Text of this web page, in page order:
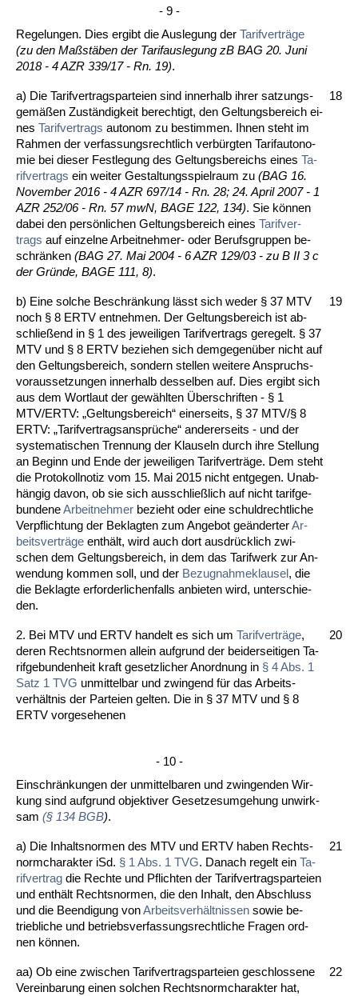
- 9 -
Re­ge­lun­gen. Dies er­gibt die Aus­le­gung der Ta­rif­verträge
(zu den Maßstäben der Ta­rif­aus­le­gung zB BAG 20. Ju­ni
2018 - 4 AZR 339/17 - Rn. 19).
a) Die Ta­rif­ver­trags­par­tei­en sind in­ner­halb ih­rer sat­zungs­
gemäßen Zu­ständig­keit be­rech­tigt, den Gel­tungs­be­reich ei­
nes Ta­rif­ver­trags au­to­nom zu be­stim­men. Ih­nen steht im
Rah­men der ver­fas­sungs­recht­lich verbürg­ten Ta­rifau­to­no­
mie bei die­ser Fest­le­gung des Gel­tungs­be­reichs ei­nes Ta­
rif­ver­trags ein wei­ter Ge­stal­tungs­spiel­raum zu (BAG 16.
No­vem­ber 2016 - 4 AZR 697/14 - Rn. 28; 24. April 2007 - 1
AZR 252/06 - Rn. 57 mwN, BA­GE 122, 134). Sie kön­nen
da­bei den persönli­chen Gel­tungs­be­reich ei­nes Ta­rif­ver­
trags auf ein­zel­ne Ar­beit­neh­mer- oder Be­rufs­grup­pen be­
schränken (BAG 27. Mai 2004 - 6 AZR 129/03 - zu B II 3 c
der Gründe, BA­GE 111, 8).
18
b) Ei­ne sol­che Be­schränkung lässt sich we­der § 37 MTV
noch § 8 ERTV ent­neh­men. Der Gel­tungs­be­reich ist ab­
sch­ließend in § 1 des je­wei­li­gen Ta­rif­ver­trags ge­re­gelt. § 37
MTV und § 8 ERTV be­zie­hen sich dem­ge­genüber nicht auf
den Gel­tungs­be­reich, son­dern stel­len wei­te­re An­spruchs­
vor­aus­set­zun­gen in­ner­halb des­sel­ben auf. Dies er­gibt sich
aus dem Wort­laut der gewähl­ten Über­schrif­ten - § 1
MTV/ERTV: „Gel­tungs­be­reich“ ei­ner­seits, § 37 MTV/§ 8
ERTV: „Ta­rif­ver­trags­ansprüche“ an­de­rer­seits - und der
sys­te­ma­ti­schen Tren­nung der Klau­seln durch ih­re Stel­lung
an Be­ginn und En­de der je­wei­li­gen Ta­rif­verträge. Dem steht
die Pro­to­koll­no­tiz vom 15. Mai 2015 nicht ent­ge­gen. Un­ab­
hängig da­von, ob sie sich aus­sch­ließlich auf nicht ta­rif­ge­
bun­de­neAr­beit­neh­mer be­zieht oder ei­ne schuld­recht­li­che
Ver­pflich­tung der Be­klag­ten zum An­ge­bot geänder­terAr­
beits­verträge enthält, wird auch dort aus­drück­lich zwi­
schen dem Gel­tungs­be­reich, in dem das Ta­rif­werk zur An­
wen­dung kom­men soll, und der Be­zug­nah­me­klau­sel, die
die Be­klag­te er­for­der­li­chen­falls an­bie­ten wird, un­ter­schie­
den.
19
2. Bei MTV und ERTV han­delt es sich um Ta­rif­verträge,
de­ren Rechts­nor­men al­lein auf­grund der bei­der­sei­ti­gen Ta­
rif­ge­bun­den­heit kraft ge­setz­li­cher An­ord­nung in § 4 Abs. 1
Satz 1 TVG un­mit­tel­bar und zwin­gend für das Ar­beits­
verhält­nis der Par­tei­en gel­ten. Die in § 37 MTV und § 8
ERTV vor­ge­se­he­nen
- 10 -
Ein­schränkun­gen der un­mit­tel­ba­ren und zwin­gen­den Wir­
kung sind auf­grund ob­jek­ti­ver Ge­set­zes­um­ge­hung un­wirk­
sam (§ 134 BGB).
20
a) Die In­halts­nor­men des MTV und ERTV ha­ben Rechts­
norm­cha­rak­ter iSd. § 1 Abs. 1 TVG. Da­nach re­gelt ein Ta­
rif­ver­trag die Rech­te und Pflich­ten der Ta­rif­ver­trags­par­tei­en
und enthält Rechts­nor­men, die den In­halt, den Ab­schluss
und die Be­en­di­gung vonAr­beits­verhält­nis­sen so­wie be­
trieb­li­che und be­triebs­ver­fas­sungs­recht­li­che Fra­gen ord­
nen können.
21
aa) Ob ei­ne zwi­schen Ta­rif­ver­trags­par­tei­en ge­schlos­se­ne
Ver­ein­ba­rung ei­nen sol­chen Rechts­norm­cha­rak­ter hat,
22